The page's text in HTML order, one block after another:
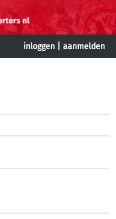
inloggen aanmelden